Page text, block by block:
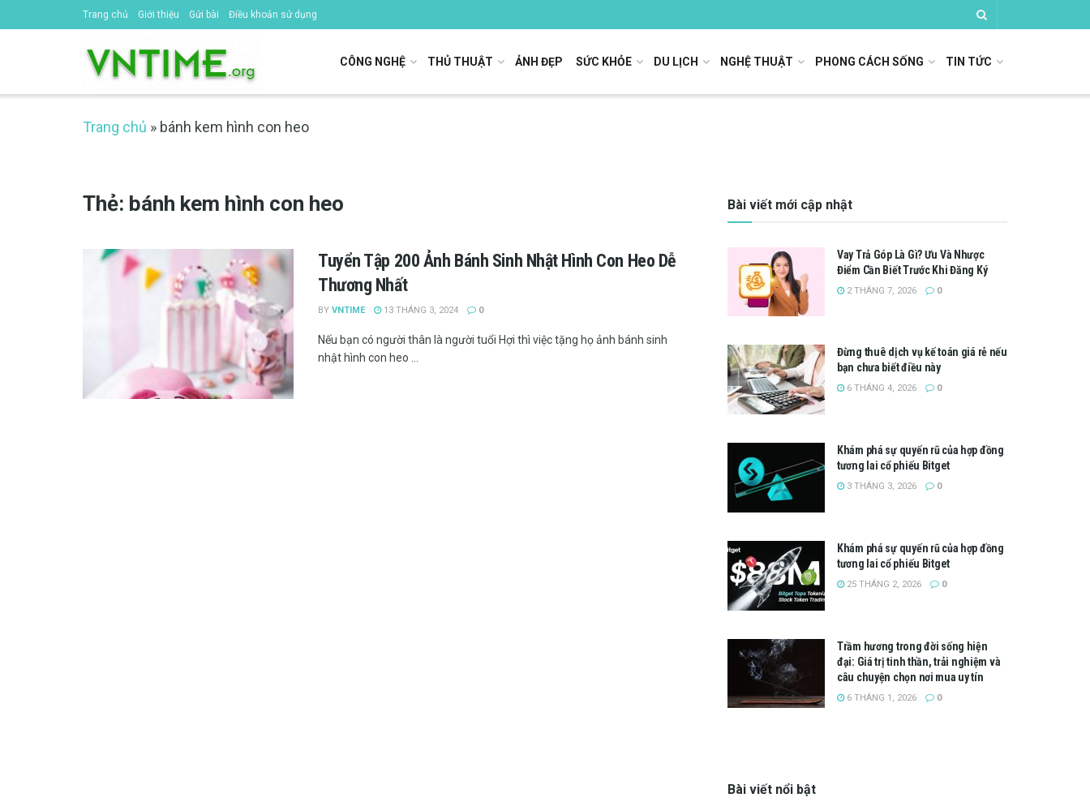
Trang chủ Giới thiệu Gửi bài Điều khoản sử dụng
CÔNG NGHỆ THỦ THUẬT ẢNH ĐẸP SỨC KHỎE DU LỊCH NGHỆ THUẬT PHONG CÁCH SỐNG TIN TỨC
Trang chủ » bánh kem hình con heo
Thẻ: bánh kem hình con heo
Tuyển Tập 200 Ảnh Bánh Sinh Nhật Hình Con Heo Dễ
Thương Nhất
BY VNTIME 13 THÁNG 3, 2024 0
Nếu bạn có người thân là người tuổi Hợi thì việc tặng họ ảnh bánh sinh
nhật hình con heo ...
Bài viết mới cập nhật
Vay Trả Góp Là Gì? Ưu Và Nhược
Điểm Cần Biết Trước Khi Đăng Ký
2 THÁNG 7, 2026 0
Đừng thuê dịch vụ kế toán giá rẻ nếu
bạn chưa biết điều này
6 THÁNG 4, 2026 0
Khám phá sự quyến rũ của hợp đồng
tương lai cổ phiếu Bitget
3 THÁNG 3, 2026 0
Khám phá sự quyến rũ của hợp đồng
tương lai cổ phiếu Bitget
25 THÁNG 2, 2026 0
Trầm hương trong đời sống hiện
đại: Giá trị tinh thần, trải nghiệm và
câu chuyện chọn nơi mua uy tín
6 THÁNG 1, 2026 0
Bài viết nổi bật